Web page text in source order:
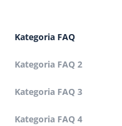
Kategoria FAQ
Kategoria FAQ 2
Kategoria FAQ 3
Kategoria FAQ 4